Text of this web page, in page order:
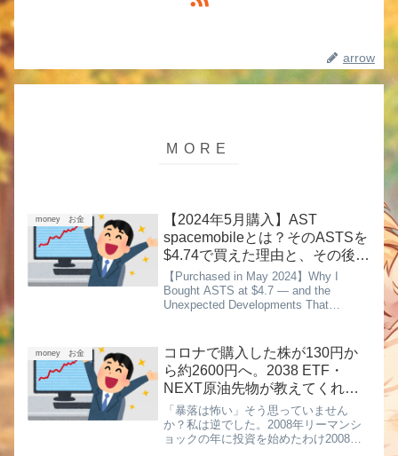
arrow
money お金
【2024年5月購入】AST
spacemobileとは？そのASTSを
$4.74で買えた理由と、その後に
起きた想像以上の展開
【Purchased in May 2024】Why I
Bought ASTS at $4.7 — and the
Unexpected Developments That
money お金
コロナで購入した株が130円か
ら約2600円へ。2038 ETF・
NEXT原油先物が教えてくれ
た“暴落時の本当のチャンス”
「暴落は怖い」そう思っていません
か？私は逆でした。2008年リーマンシ
ョックの年に投資を始めたわけ2008